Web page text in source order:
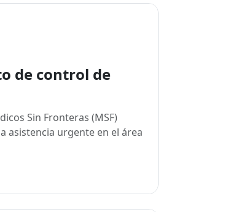
de control de
Sin Fronteras (MSF)
asistencia urgente en el área